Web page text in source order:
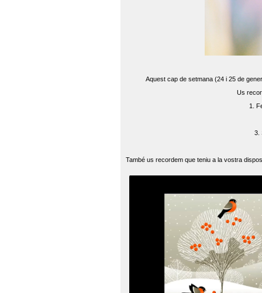
Aquest cap de setmana (24 i 25 de
Us
1.
3.
També us recordem que teniu a la vostra